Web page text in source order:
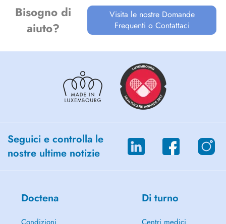
Bisogno di
aiuto?
Visita le nostre Domande
Frequenti o Contattaci
Seguici e controlla le
nostre ultime notizie
Doctena Di turno